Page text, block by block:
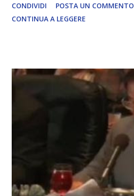
COMPLETO - fonte
CONDIVIDI
POSTA UN COMMENTO
CONTINUA A LEGGERE